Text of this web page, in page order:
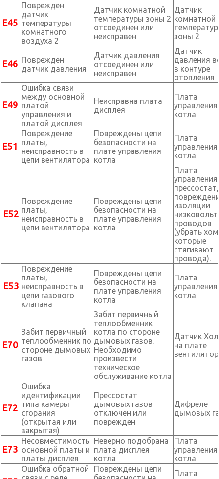
Е45
Поврежден
датчик
температуры
комнатного
воздуха 2
Датчик комнатной
температуры зоны 2
отсоединен или
неисправен
Датчик
комнатной
зоны 2
Е46 Поврежден
датчик давления
Датчик давления
отсоединен или
неисправен
Датчик
давления
в контуре
отопления
Е49
Ошибка связи
между основной
платой
управления и
платой дисплея
Неисправна плата
дисплея
Плата
управления
котла
Е51
Повреждение
платы,
неисправность в
цепи вентилятора
Повреждены цепи
безопасности на
плате управления
котла
Плата
управления
котла
Е52
Повреждение
платы,
неисправность в
цепи вентилятора
Повреждены цепи
безопасности на
плате управления
котла
Плата
управления,
прессостат,
изоляции
проводов
(убрать
которые
стягивают
провода).
Е53
Повреждение
платы,
неисправность в
цепи газового
клапана
Повреждены цепи
безопасности на
плате управления
котла
Плата
управления
котла
Е70
Забит первичный
теплообменник по
стороне дымовых
газов
Забит первичный
теплообменник
котла по стороне
дымовых газов.
Необходимо
произвести
техническое
обслуживание котла
Датчик
на плате
Е72
Ошибка
идентификации
типа камеры
сгорания
(открытая или
закрытая)
Прессостат
дымовых газов
отключен или
поврежден
Дифреле
дымовых
Е73
Несовместимость
основной платы и
платы дисплея
Неверно подобрана
плата дисплея
котла
Плата
управления
котла
Ошибка обратной
Повреждены цепи
Плата